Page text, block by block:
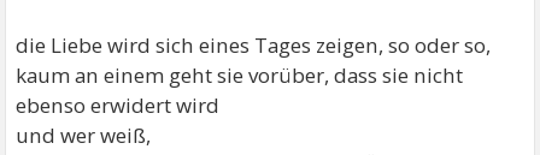
die Liebe wird sich eines Tages zeigen, so oder so,
kaum an einem geht sie vorüber, dass sie nicht
ebenso erwidert wird
und wer weiß,